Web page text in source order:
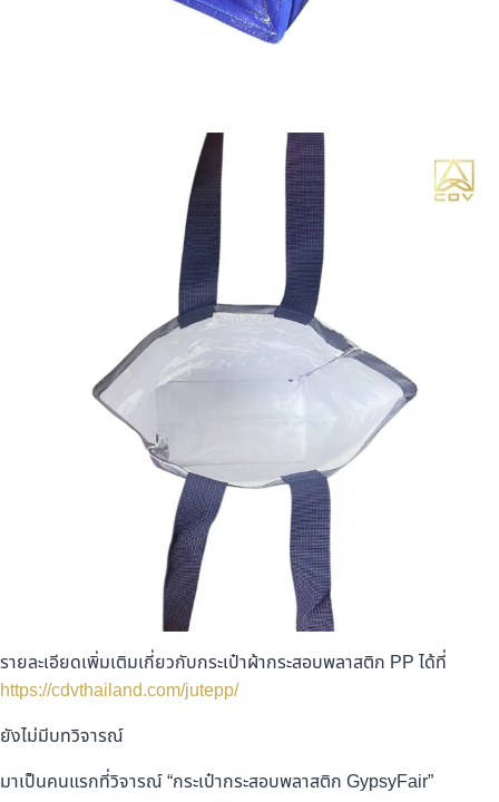
รายละเอียดเพิ่มเติมเกี่ยวกับกระเป๋าผ้ากระสอบพลาสติก PP ได้ที่
https://cdvthailand.com/jutepp/
ยังไม่มีบทวิจารณ์
มาเป็นคนแรกที่วิจารณ์ “กระเป๋ากระสอบพลาสติก GypsyFair”